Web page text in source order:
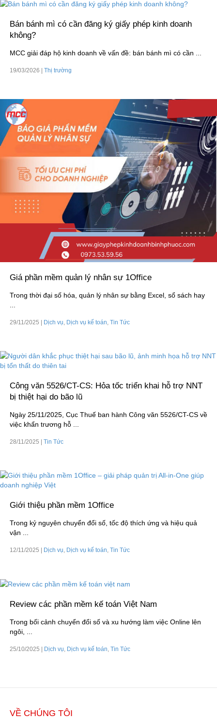
Bán bánh mì có cần đăng ký giấy phép kinh doanh
không?
MCC giải đáp hộ kinh doanh về vấn đề: bán bánh mì có cần ...
19/03/2026 | Thị trường
Giá phần mềm quản lý nhân sự 1Office
Trong thời đại số hóa, quản lý nhân sự bằng Excel, sổ sách hay
29/11/2025 | Dịch vụ, Dịch vụ kế toán, Tin Tức
Công văn 5526/CT-CS: Hỏa tốc triển khai hỗ trợ NNT
bị thiệt hại do bão lũ
Ngày 25/11/2025, Cục Thuế ban hành Công văn 5526/CT-CS về
việc khẩn trương hỗ ...
28/11/2025 | Tin Tức
Giới thiệu phần mềm 1Office
Trong kỷ nguyên chuyển đổi số, tốc độ thích ứng và hiệu quả
vận ...
12/11/2025 | Dịch vụ, Dịch vụ kế toán, Tin Tức
Review các phần mềm kế toán Việt Nam
Trong bối cảnh chuyển đổi số và xu hướng làm việc Online lên
ngôi, ...
25/10/2025 Dịch vụ, Dịch vụ kế toán, Tin Tức
VỀ CHÚNG TÔI